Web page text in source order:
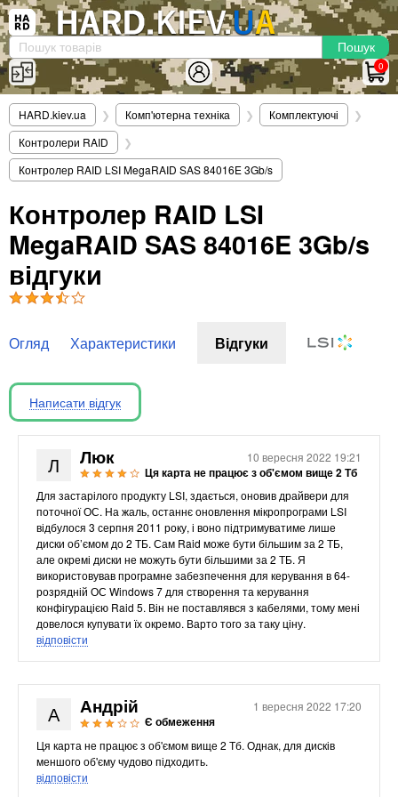
0
Вхід|Реєстрація×
(097)-938-03-73 Telegram WhatsApp
HARD.KIEV.UA
Послуги
Повернення / Обмін
Доставка та оплата
Комп'ютери
Ноутбуки
Моноблоки
Персональні комп'ютери
Сервери
Материнські плати
Жорсткі диски та SSD
SATA диски
NVMe диски
Відеокарти
Блоки живлення
Контролери RAID
Кулери та системи охолодження
Корпуси
Кошики та салазки для жорстких дисків
Рейки та кріплення
Мережеве обладнання
Маршрутизатори та комутатори
Мережеві карти
HARD.kiev.ua ❯ Комп'ютерна техніка ❯ Комплектуючі
❯
Контролери RAID
❯
Контролер RAID LSI MegaRAID SAS 84016E 3Gb/s
Контролер RAID LSI
MegaRAID SAS 84016E 3Gb/s
відгуки
Огляд Характеристики Відгуки
Написати відгук
10 вересня 2022 19:21
Л Люк
Ця карта не працює з об'ємом вище 2 Тб
Для застарілого продукту LSI, здається, оновив драйвери для
поточної ОС. На жаль, останнє оновлення мікропрограми LSI
відбулося 3 серпня 2011 року, і воно підтримуватиме лише
диски об’ємом до 2 ТБ. Сам Raid може бути більшим за 2 ТБ,
але окремі диски не можуть бути більшими за 2 ТБ. Я
використовував програмне забезпечення для керування в 64-
розрядній ОС Windows 7 для створення та керування
конфігурацією Raid 5. Він не поставлявся з кабелями, тому мені
довелося купувати їх окремо. Варто того за таку ціну.
відповісти
1 вересня 2022 17:20
А Андрій
Є обмеження
Ця карта не працює з об'ємом вище 2 Тб. Однак, для дисків
меншого об'єму чудово підходить.
відповісти